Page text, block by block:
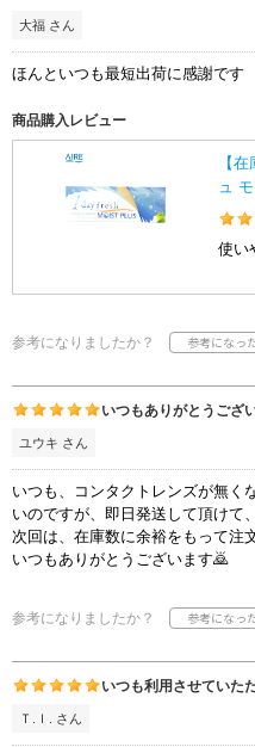
大福 さん
ほんといつも最短出荷に感謝です
商品購入レビュー
【
ュ
使い
参考になりましたか？
いつもありがとうござ
ユウキ さん
いつも、コンタクトレンズが無く
いのですが、即日発送して頂けて
次回は、在庫数に余裕をもって注
いつもありがとうございます🙇
参考になりましたか？
いつも利用させていた
Ｔ.Ｉ. さん